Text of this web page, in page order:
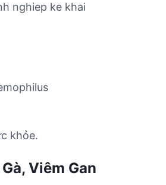
nghiep ke khai
khỏe.
Viêm Gan